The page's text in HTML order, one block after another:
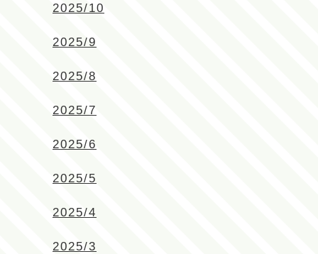
2025/10
2025/9
2025/8
2025/7
2025/6
2025/5
2025/4
2025/3